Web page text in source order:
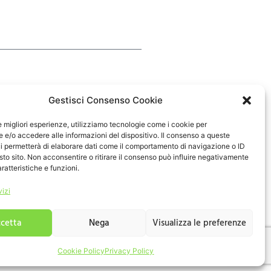
Gestisci Consenso Cookie
migliori esperienze, utilizziamo tecnologie come i cookie per
e/o accedere alle informazioni del dispositivo. Il consenso a queste
permetterà di elaborare dati come il comportamento di navigazione o ID
sito. Non acconsentire o ritirare il consenso può influire negativamente
e funzioni.
Nega Visualizza le preferenze
Cookie PolicyPrivacy Policy
sensi del Regolamento